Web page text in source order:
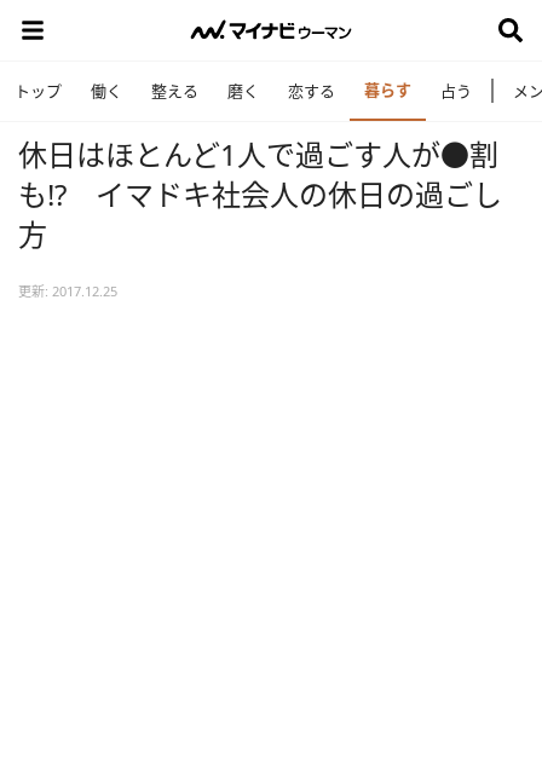
トップ 働く 整える 磨く 恋する 暮らす 占う メ
休日はほとんど1人で過ごす人が●割
も!? イマドキ社会人の休日の過ごし
方
更新: 2017.12.25